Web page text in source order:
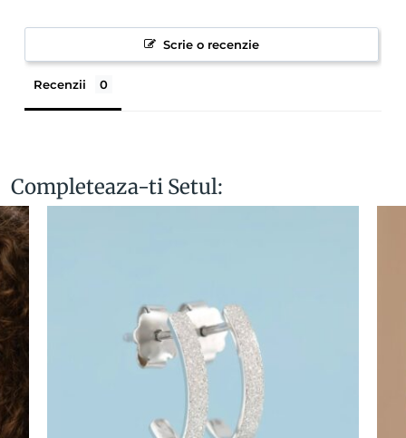
Scrie o recenzie
Recenzii
Completeaza-ti Setul: